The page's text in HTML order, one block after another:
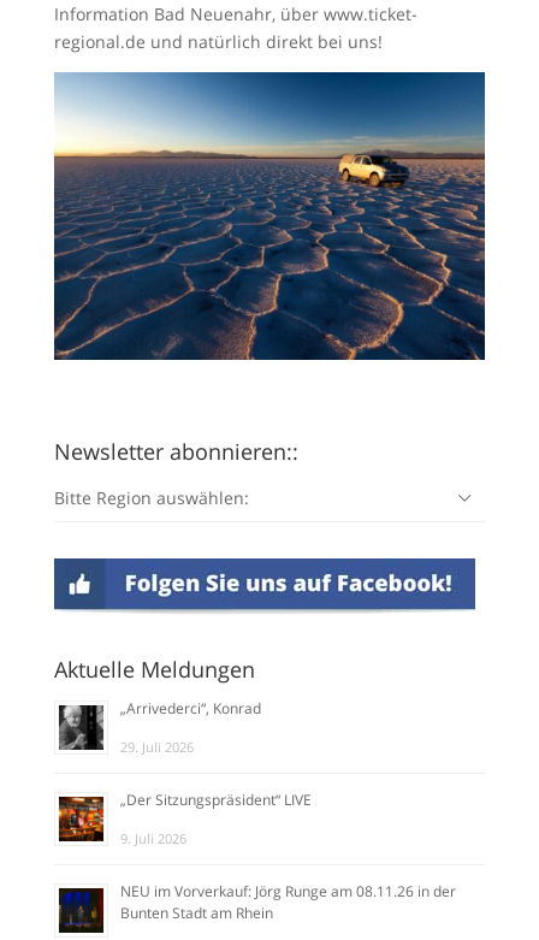
Information Bad Neuenahr, über www.ticket-
regional.de und natürlich direkt bei uns!
Newsletter abonnieren::
Bitte Region auswählen:
Aktuelle Meldungen
„Arrivederci“, Konrad
29. Juli 2026
„Der Sitzungspräsident“ LIVE
9. Juli 2026
NEU im Vorverkauf: Jörg Runge am 08.11.26 in der
Bunten Stadt am Rhein